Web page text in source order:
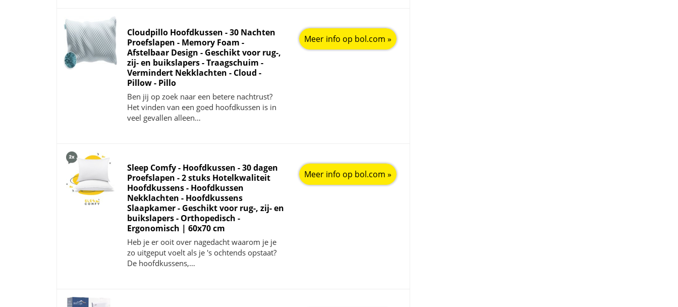
Cloudpillo Hoofdkussen - 30 Nachten
Proefslapen - Memory Foam -
Afstelbaar Design - Geschikt voor rug-,
zij- en buikslapers - Traagschuim -
Vermindert Nekklachten - Cloud -
Pillow - Pillo
Ben jij op zoek naar een betere nachtrust?
Het vinden van een goed hoofdkussen is in
veel gevallen alleen…
Meer info op bol.com »
Sleep Comfy - Hoofdkussen - 30 dagen
Proefslapen - 2 stuks Hotelkwaliteit
Hoofdkussens - Hoofdkussen
Nekklachten - Hoofdkussens
Slaapkamer - Geschikt voor rug-, zij- en
buikslapers - Orthopedisch -
Ergonomisch | 60x70 cm
Heb je er ooit over nagedacht waarom je je
zo uitgeput voelt als je 's ochtends opstaat?
De hoofdkussens,…
Meer info op bol.com »